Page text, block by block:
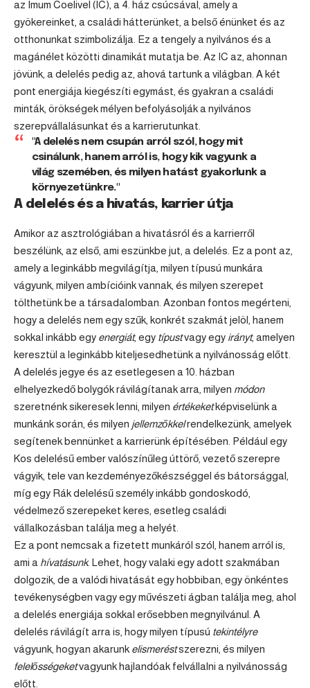
az Imum Coelivel (IC), a 4. ház csúcsával, amely a
gyökereinket, a családi hátterünket, a belső énünket és az
otthonunkat szimbolizálja. Ez a tengely a nyilvános és a
magánélet közötti dinamikát mutatja be. Az IC az, ahonnan
jövünk, a delelés pedig az, ahová tartunk a világban. A két
pont energiája kiegészíti egymást, és gyakran a családi
minták, örökségek mélyen befolyásolják a nyilvános
szerepvállalásunkat és a karrierutunkat.
"A delelés nem csupán arról szól, hogy mit
csinálunk, hanem arról is, hogy kik vagyunk a
világ szemében, és milyen hatást gyakorlunk a
környezetünkre."
A delelés és a hivatás, karrier útja
Amikor az asztrológiában a hivatásról és a karrierről
beszélünk, az első, ami eszünkbe jut, a delelés. Ez a pont az,
amely a leginkább megvilágítja, milyen típusú munkára
vágyunk, milyen ambícióink vannak, és milyen szerepet
tölthetünk be a társadalomban. Azonban fontos megérteni,
hogy a delelés nem egy szűk, konkrét szakmát jelöl, hanem
sokkal inkább egy energiát, egy típustvagy egy irányt, amelyen
keresztül a leginkább kiteljesedhetünk a nyilvánosság előtt.
A delelés jegye és az esetlegesen a 10. házban
elhelyezkedő bolygók rávilágítanak arra, milyen módon
szeretnénk sikeresek lenni, milyen értékeketképviselünk a
munkánk során, és milyen jellemzőkkelrendelkezünk, amelyek
segítenek bennünket a karrierünk építésében. Például egy
Kos delelésű ember valószínűleg úttörő, vezető szerepre
vágyik, tele van kezdeményezőkészséggel és bátorsággal,
míg egy Rákdelelésű személy inkább gondoskodó,
védelmező szerepeket keres, esetleg családi
vállalkozásban találja meg a helyét.
Ez a pont nemcsak a fizetett munkáról szól, hanem arról is,
ami a hívatásunk. Lehet, hogy valaki egy adott szakmában
dolgozik, de a valódi hivatását egy hobbiban, egy önkéntes
tevékenységben vagy egy művészeti ágban találja meg, ahol
a delelés energiája sokkal erősebben megnyilvánul. A
delelés rávilágít arra is, hogy milyen típusú tekintélyre
vágyunk, hogyan akarunk elismeréstszerezni, és milyen
felelősségeketvagyunk hajlandóak felvállalni a nyilvánosság
előtt.